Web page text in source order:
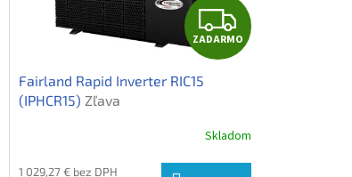
Z
A
A
R
ZADARMO
Fairland Rapid Inverter RIC15
(IPHCR15) Zľava
Skladom
1 029,27 € bez DPH